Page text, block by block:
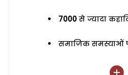
7000 से ज्यादा
समाजिक समस्याओं